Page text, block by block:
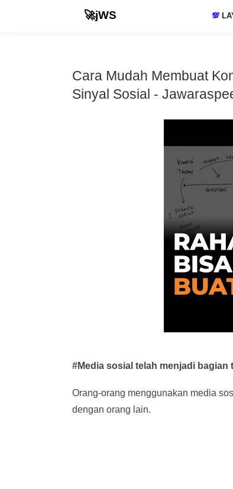
🚀jWS 💯
Cara Mudah Membuat
Sinyal Sosial -
#Media sosial telah menjadi
Orang-orang menggunakan media
dengan orang lain.